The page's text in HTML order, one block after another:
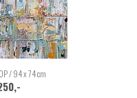
/ 94 x 74 cm